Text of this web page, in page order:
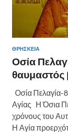
ΘΡΗΣΚΕΙΑ
Οσία
θαυμαστός
Οσία Πελαγία-
Αγίας Η Όσια
χρόνους του
Η Αγία